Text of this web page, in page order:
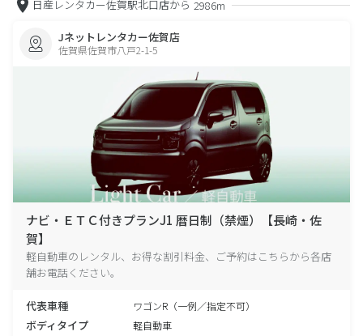
日産レンタカー佐賀駅北口店から 2986m
Jネットレンタカー佐賀店
佐賀県佐賀市八戸2-1-5
ナビ・ＥＴＣ付きプランJ1 暦日制（禁煙）【長崎・佐
賀】
軽自動車のレンタル、お得な割引料金、ご予約はこちらから各店
舗お電話ください。
代表車種 ワゴンR（一例／指定不可）
ボディタイプ 軽自動車